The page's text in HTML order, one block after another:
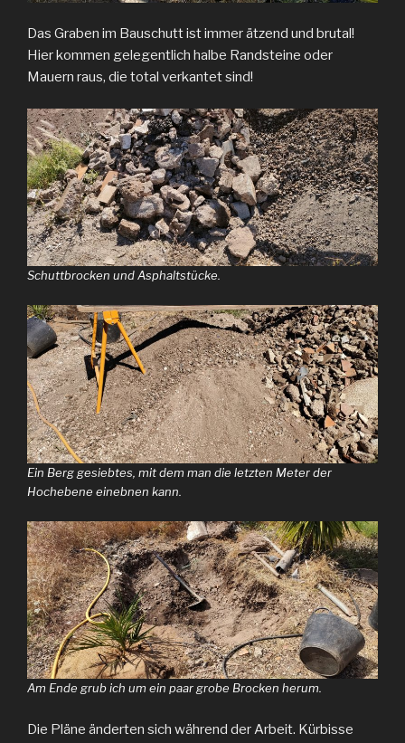
Das Graben im Bauschutt ist immer ätzend und brutal!
Hier kommen gelegentlich halbe Randsteine oder
Mauern raus, die total verkantet sind!
Schuttbrocken und Asphaltstücke.
Ein Berg gesiebtes, mit dem man die letzten Meter der
Hochebene einebnen kann.
Am Ende grub ich um ein paar grobe Brocken herum.
Die Pläne änderten sich während der Arbeit. Kürbisse